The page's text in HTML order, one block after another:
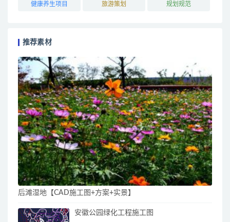
健康养生项目 旅游策划 规划规范
推荐素材
后滩湿地【CAD施工图+方案+实景】
安徽公园绿化工程施工图